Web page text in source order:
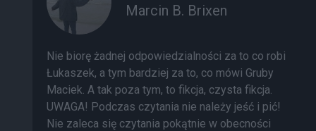
Marcin B. Brixen
Nie biorę żadnej odpowiedzialności za to co robi
Łukaszek, a tym bardziej za to, co mówi Gruby
Maciek. A tak poza tym, to fikcja, czysta fikcja.
UWAGA! Podczas czytania nie należy jeść i pić!
Nie zaleca się czytania pokątnie w obecności